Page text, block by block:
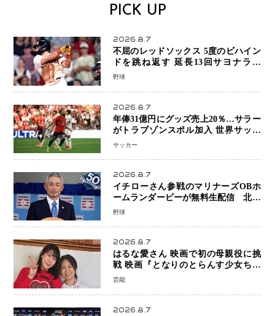
PICK UP
2026.8.7
不屈のレッドソックス 5度のビハイン
ドを跳ね返す 延長13回サヨナラ勝
ち 吉田正尚選手も2安打1打点で貢献 4
野球
2026.8.7
年俸31億円にグッズ売上20％…サラー
がトラブゾンスポル加入 世界サッカ
ーは「五大リーグ一強」から新時代へ
サッカー
2026.8.7
イチローさん参戦のマリナーズOBホ
ームランダービーが無料生配信 北米
ならではの“魅せる興行”に世界が注目
野球
2026.8.7
はるな愛さん 映画で初の母親役に挑
戦 映画『となりのとらんす少女ちゃ
ん』11月7日公開 未来の自分との対話
芸能
2026.8.7